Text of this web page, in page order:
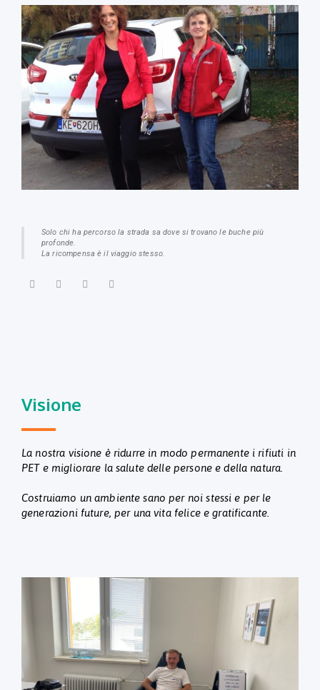
Solo chi ha percorso la strada sa dove si trovano le buche più
profonde.
La ricompensa è il viaggio stesso.
Visione
La nostra visione è ridurre in modo permanente i rifiuti in
PET e migliorare la salute delle persone e della natura.
Costruiamo un ambiente sano per noi stessi e per le
generazioni future, per una vita felice e gratificante.